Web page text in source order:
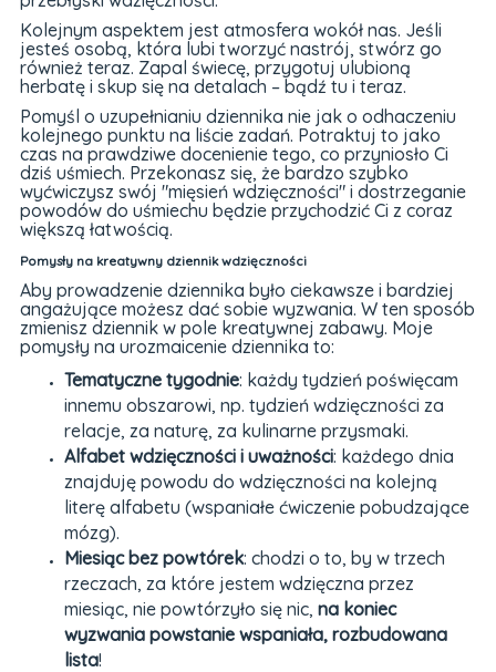
Kolejnym aspektem jest atmosfera wokół nas. Jeśli
jesteś osobą, która lubi tworzyć nastrój, stwórz go
również teraz. Zapal świecę, przygotuj ulubioną
herbatę i skup się na detalach – bądź tu i teraz.
Pomyśl o uzupełnianiu dziennika nie jak o odhaczeniu
kolejnego punktu na liście zadań. Potraktuj to jako
czas na prawdziwe docenienie tego, co przyniosło Ci
dziś uśmiech. Przekonasz się, że bardzo szybko
wyćwiczysz swój "mięsień wdzięczności" i dostrzeganie
powodów do uśmiechu będzie przychodzić Ci z coraz
większą łatwością.
Pomysły na kreatywny dziennik wdzięczności
Aby prowadzenie dziennika było ciekawsze i bardziej
angażujące możesz dać sobie wyzwania. W ten sposób
zmienisz dziennik w pole kreatywnej zabawy. Moje
pomysły na urozmaicenie dziennika to:
Tematyczne tygodnie: każdy tydzień poświęcam
innemu obszarowi, np. tydzień wdzięczności za
relacje, za naturę, za kulinarne przysmaki.
Alfabet wdzięczności i uważności: każdego dnia
znajduję powodu do wdzięczności na kolejną
literę alfabetu (wspaniałe ćwiczenie pobudzające
mózg).
Miesiąc bez powtórek: chodzi o to, by w trzech
rzeczach, za które jestem wdzięczna przez
miesiąc, nie powtórzyło się nic, na koniec
wyzwania powstanie wspaniała, rozbudowana
lista!